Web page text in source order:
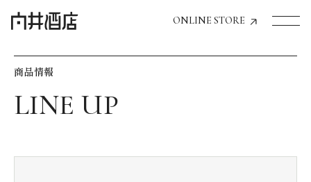
ONLINE STORE
飲食店経営のお客様
商品情報